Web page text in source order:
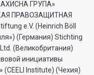
ГРУПА»
ПРАВОЗАЩИТНАЯ
e.V. (Heinrich Böll
(Германия) Stichting
(Великобритания)
инициативы
Institute) (Чехия)